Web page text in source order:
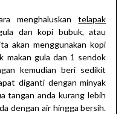
menghaluskantelapak
dan kopi bubuk, atau
akan menggunakan kopi
makan gula dan 1 sendok
kemudian beri sedikit
diganti dengan minyak
tangan anda kurang lebih
dengan air hingga bersih.